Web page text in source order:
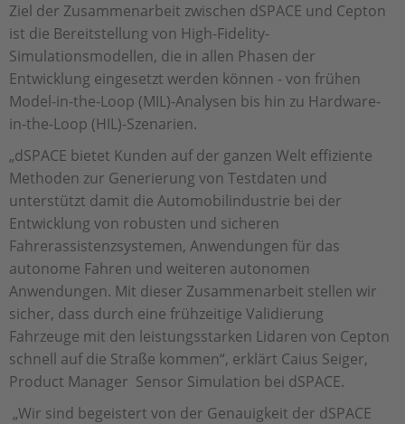
Ziel der Zusammenarbeit zwischen dSPACE und Cepton
ist die Bereitstellung von High-Fidelity-
Simulationsmodellen, die in allen Phasen der
Entwicklung eingesetzt werden können - von frühen
Model-in-the-Loop (MIL)-Analysen bis hin zu Hardware-
in-the-Loop (HIL)-Szenarien.
„dSPACE bietet Kunden auf der ganzen Welt effiziente
Methoden zur Generierung von Testdaten und
unterstützt damit die Automobilindustrie bei der
Entwicklung von robusten und sicheren
Fahrerassistenzsystemen, Anwendungen für das
autonome Fahren und weiteren autonomen
Anwendungen. Mit dieser Zusammenarbeit stellen wir
sicher, dass durch eine frühzeitige Validierung
Fahrzeuge mit den leistungsstarken Lidaren von Cepton
schnell auf die Straße kommen“, erklärt Caius Seiger,
Product Manager Sensor Simulation bei dSPACE.
„Wir sind begeistert von der Genauigkeit der dSPACE